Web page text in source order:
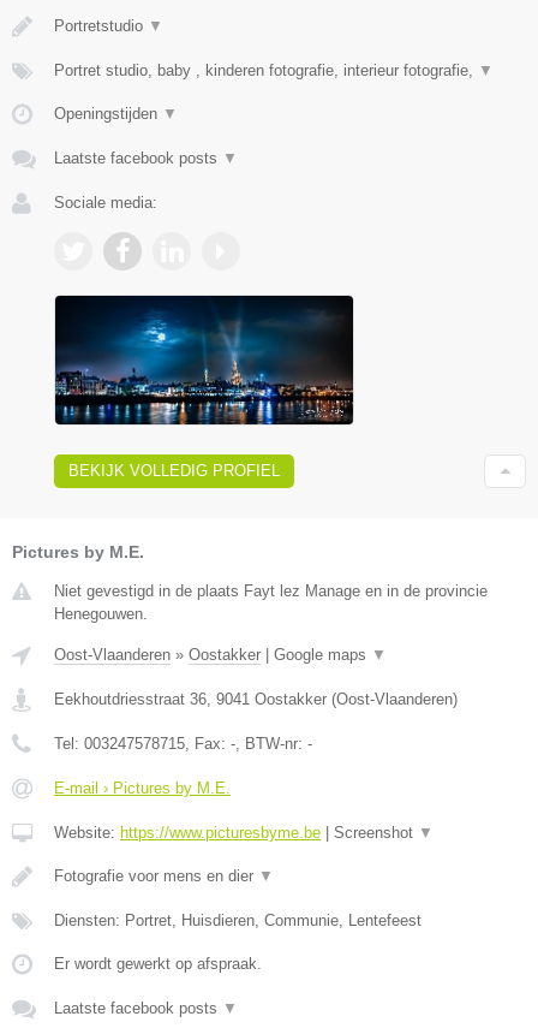
Portretstudio ▼
Portret studio, baby , kinderen fotografie, interieur fotografie, ▼
Openingstijden ▼
Laatste facebook posts ▼
Sociale media:
BEKIJK VOLLEDIG PROFIEL
Pictures by M.E.
Niet gevestigd in de plaats Fayt lez Manage en in de provincie
Henegouwen.
Oost-Vlaanderen » Oostakker Google maps ▼
Eekhoutdriesstraat 36, 9041 Oostakker (Oost-Vlaanderen)
Tel: 003247578715, Fax: -, BTW-nr: -
E-mail › Pictures by M.E.
Website: https://www.picturesbyme.be Screenshot ▼
Fotografie voor mens en dier ▼
Diensten: Portret, Huisdieren, Communie, Lentefeest
Er wordt gewerkt op afspraak.
Laatste facebook posts ▼